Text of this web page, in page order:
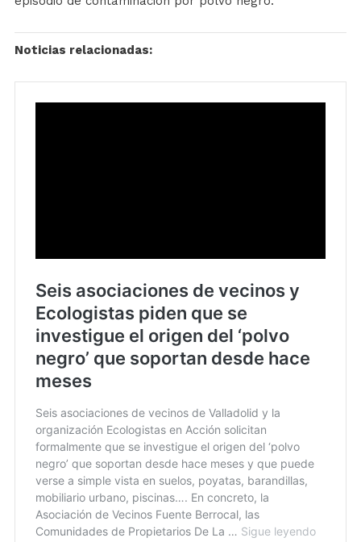
Noticias relacionadas: